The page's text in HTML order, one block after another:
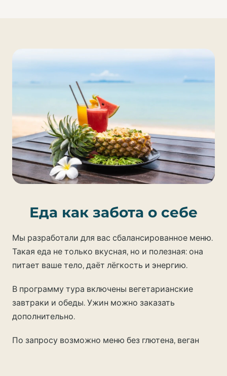
Еда как забота о себе
Мы разработали для вас сбалансированное меню.
Такая еда не только вкусная, но и полезная: она
питает ваше тело, даёт лёгкость и энергию.
В программу тура включены вегетарианские
завтраки и обеды. Ужин можно заказать
дополнительно.
По запросу возможно меню без глютена, веган